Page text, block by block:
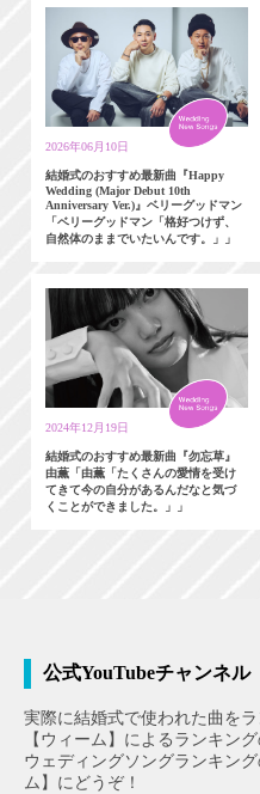
2026年06月10日
結婚式のおすすめ最新曲『Happy
Wedding (Major Debut 10th
Anniversary Ver.)』ベリーグッドマン
「ベリーグッドマン「格好つけず、
自然体のままでいたいんです。」」
2024年12月19日
結婚式のおすすめ最新曲『勿忘草』
由薫「由薫「たくさんの愛情を受け
てきて今の自分があるんだなと気づ
くことができました。」」
公式YouTubeチャンネル
実際に結婚式で使われた曲を
【ウィーム】によるランキン
ウェディングソングランキン
ム】にどうぞ！